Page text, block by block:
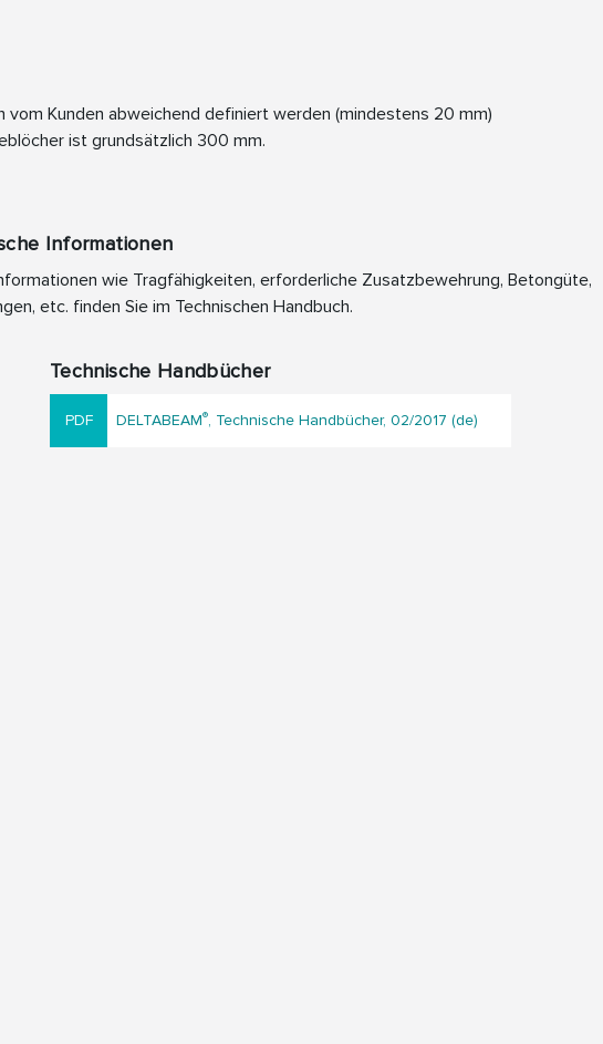
vom Kunden abweichend definiert werden (mindestens 20 mm)
ist grundsätzlich 300 mm.
Informationen
wie Tragfähigkeiten, erforderliche Zusatzbewehrung, Betongüte,
etc. finden Sie im Technischen Handbuch.
Technische Handbücher
DELTABEAM®, Technische Handbücher, 02/2017 (de)